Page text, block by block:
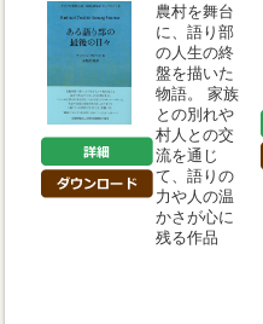
農村を舞台
に、語り部
の人生の終
盤を描いた
物語。 家族
との別れや
村人との交
流を通じ
て、語りの
力や人の温
かさが心に
残る作品